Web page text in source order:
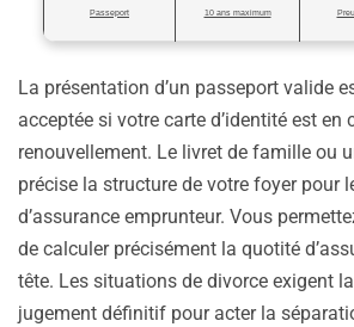
Passeport 10 ans maximum
La présentation d’un passeport valide
acceptée si votre carte d’identité est en
renouvellement. Le livret de famille ou
précise la structure de votre foyer pour
d’assurance emprunteur. Vous
de calculer précisément la quotité
tête. Les situations de divorce exigent
jugement définitif pour acter la